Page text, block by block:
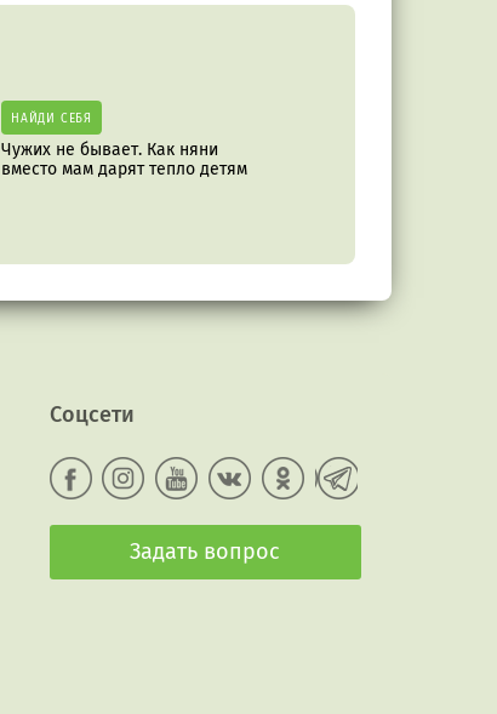
НАЙДИ СЕБЯ
Чужих не бывает. Как няни
вместо мам дарят тепло детям
Соцсети
Задать вопрос